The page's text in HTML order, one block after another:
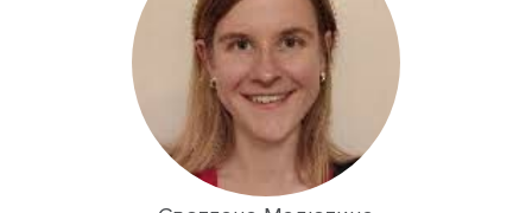
Этот метод еще называется микрополяризацией. Его
применять в России еще в 80–90-е годы, но особую
популярность он получил в последнее десятилетие.
При этом ученых очень интересует вопрос, на который
пор нет четкого ответа: почему ТСПоТ на всех
разному. Статистически значимого улучшения после
замечено не было, так как все результаты были очень